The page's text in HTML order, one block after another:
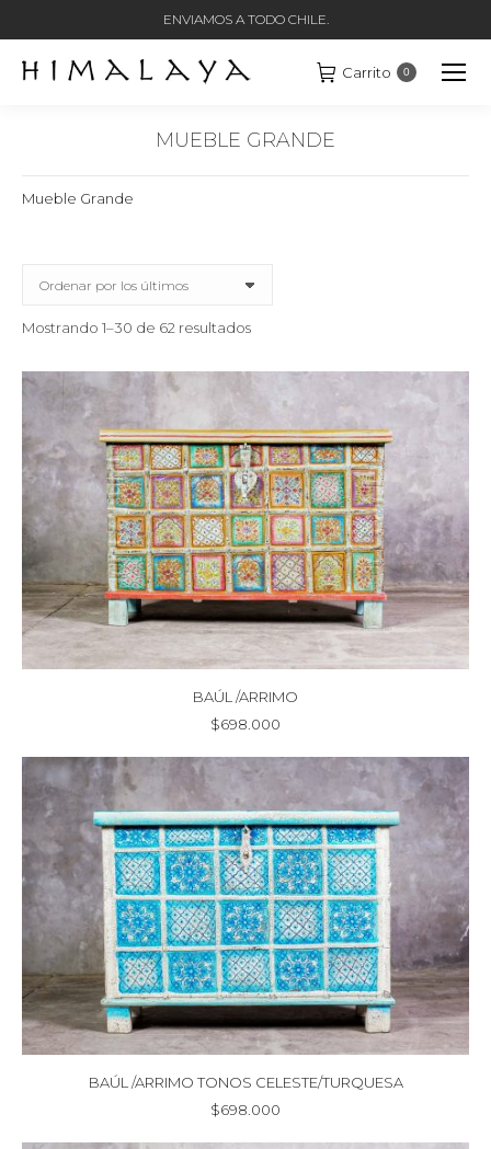
ENVIAMOS A TODO CHILE.
Carrito 0
MUEBLE GRANDE
Mueble Grande
Mostrando 1–30 de 62 resultadosOrdenado
los
BAÚL /ARRIMO
$698.000
BAÚL /ARRIMO TONOS CELESTE/TURQUESA
$698.000